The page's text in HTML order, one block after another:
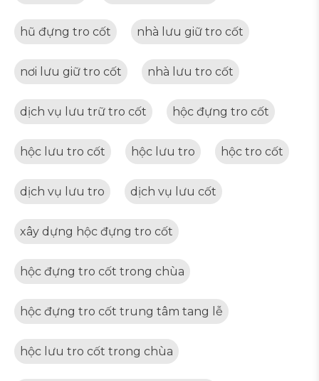
hũ đựng tro cốt nhà lưu giữ tro cốt
nơi lưu giữ tro cốt nhà lưu tro cốt
dịch vụ lưu trữ tro cốt hộc đựng tro cốt
hộc lưu tro cốt hộc lưu tro hộc tro cốt
dịch vụ lưu tro dịch vụ lưu cốt
xây dựng hộc đựng tro cốt
hộc đựng tro cốt trong chùa
hộc đựng tro cốt trung tâm tang lễ
hộc lưu tro cốt trong chùa